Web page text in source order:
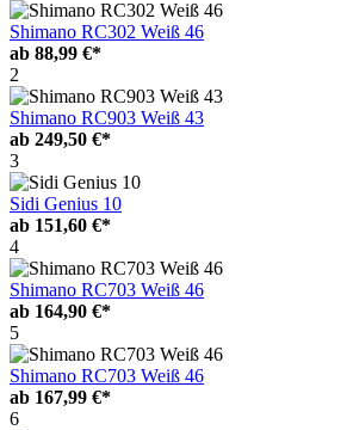
Shimano RC302 Weiß 46
ab 88,99 €*
2
Shimano RC903 Weiß 43
ab 249,50 €*
3
Sidi Genius 10
ab 151,60 €*
4
Shimano RC703 Weiß 46
ab 164,90 €*
5
Shimano RC703 Weiß 46
ab 167,99 €*
6